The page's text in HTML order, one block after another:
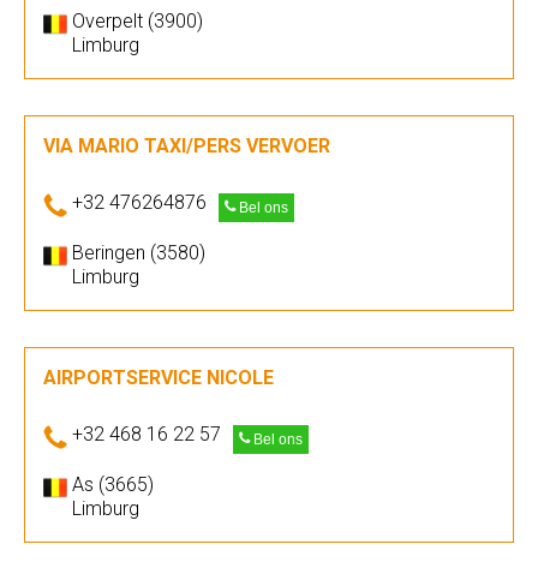
Overpelt (3900)
Limburg
VIA MARIO TAXI/PERS VERVOER
+32 476264876 Bel ons
Beringen (3580)
Limburg
AIRPORTSERVICE NICOLE
+32 468 16 22 57 Bel ons
As (3665)
Limburg